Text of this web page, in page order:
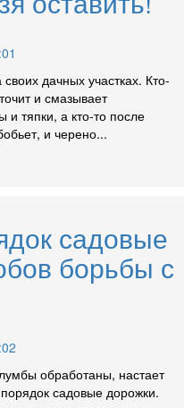
дачных участках. Кто-
и смазывает
тяпки, а кто-то после
и черено...
садовые
борьбы с
обработаны, настает
садовые дорожки.